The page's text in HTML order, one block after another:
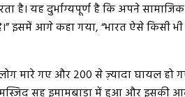
यह दुर्भाग्यपूर्ण है कि अपने
इसमें आगे कहा गया, “भारत ऐसे किसी
मारे गए और 200 से ज़्यादा घायल हो